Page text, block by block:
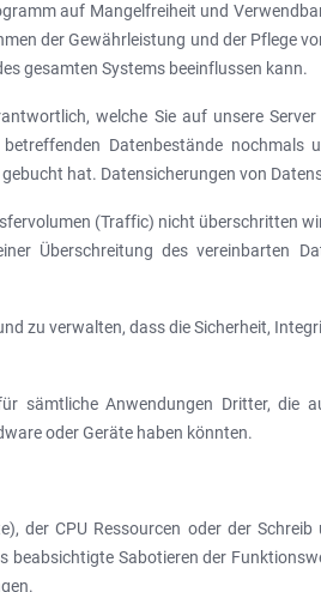
auf Mangelfreiheit und
der Gewährleistung und der Pflege
gesamten Systems beeinflussen kann.
welche Sie auf unsere
Datenbestände
hat. Datensicherungen von
(Traffic) nicht überschritten
Überschreitung des vereinbarten
zu verwalten, dass die Sicherheit,
sämtliche Anwendungen Dritter, die
oder Geräte haben könnten.
der CPU Ressourcen oder der
beabsichtigte Sabotieren der